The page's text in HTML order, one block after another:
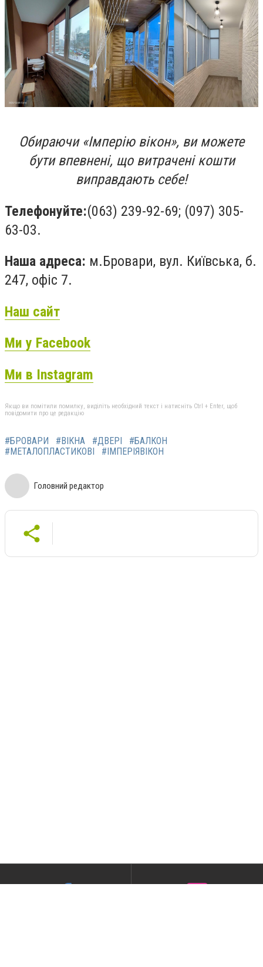
Обираючи «Імперію вікон», ви можете
бути впевнені, що витрачені кошти
виправдають себе!
Телефонуйте:(063) 239-92-69; (097) 305-
63-03.
Наша адреса: м.Бровари, вул. Київська, б.
247, офіс 7.
Наш сайт
Ми у Facebook
Ми в Instagram
Якщо ви помітили помилку, виділіть необхідний текст і натисніть Ctrl + Enter, щоб
повідомити про це редакцію
#БРОВАРИ #ВІКНА #ДВЕРІ
#БАЛКОН
#МЕТАЛОПЛАСТИКОВІ
#ІМПЕРІЯВІКОН
Головний редактор